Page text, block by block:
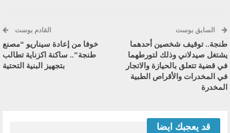
السابق بوست
طنجة.. توقيف شخصين أحدهما
يشتغل صيدلاني وذلك لتورطهما
في قضية تتعلق بالحيازة والاتجار
في المخدرات والأقراص الطبية
المخدرة
القادم بوست
خوفا من إعادة سيناريو “مصنع
طنجة”.. ساكنة اكزناية تطالب
بتجهيز البنية التحتية
قد يعجبك ايضا